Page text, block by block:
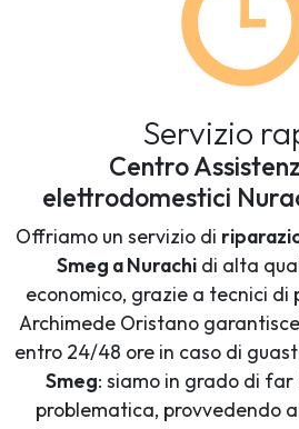
Servizio
Centro
elettrodomestici
Offriamo un servizio di
Smeg a Nurachi di alta
economico, grazie a tecnici di
Archimede Oristano
entro 24/48 ore in caso di
Smeg: siamo in grado di
problematica, provvedendo